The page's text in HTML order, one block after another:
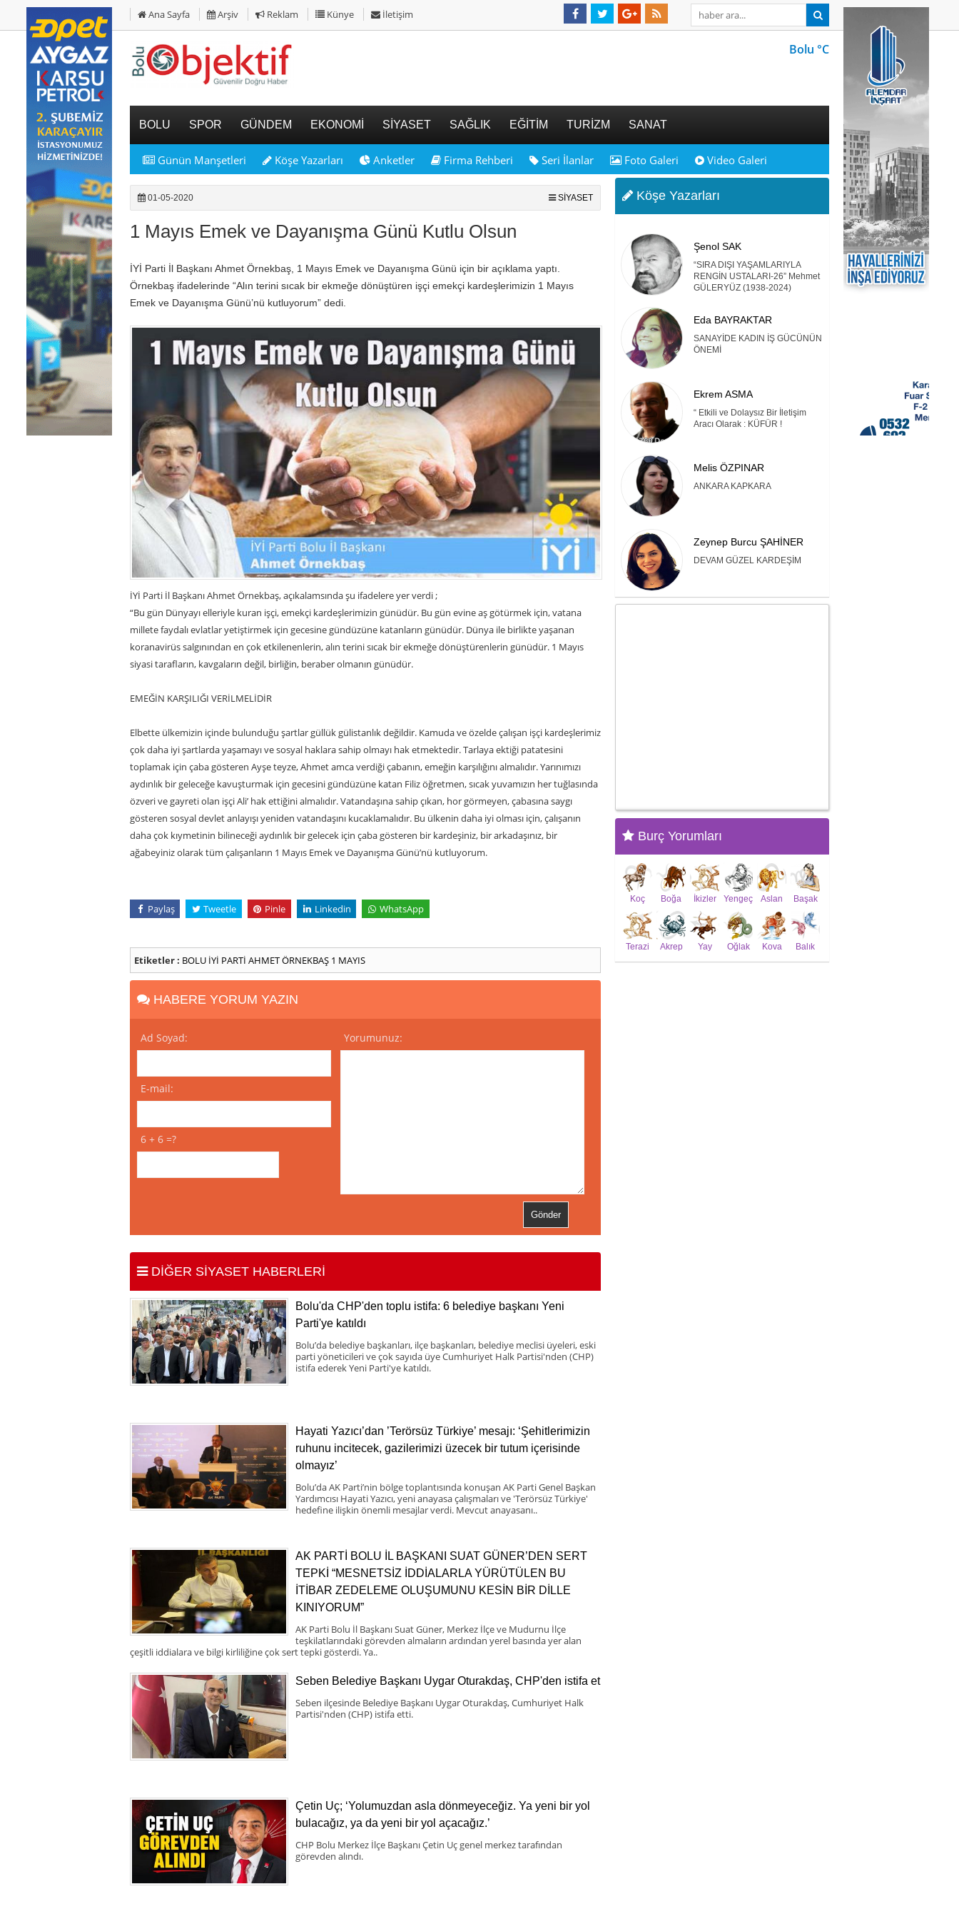
Ana Sayfa Arşiv Reklam Künye İletişim
Bolu °C
BOLU SPOR GÜNDEM EKONOMİ SİYASET SAĞLIK EĞİTİM TURİZM SANAT
Günün Manşetleri Köşe Yazarları Anketler Firma Rehberi Seri İlanlar Foto Galeri Video Galeri
01-05-2020 SİYASET
1 Mayıs Emek ve Dayanışma Günü Kutlu Olsun
İYİ Parti İl Başkanı Ahmet Örnekbaş, 1 Mayıs Emek ve Dayanışma Günü için bir açıklama yaptı.
Örnekbaş ifadelerinde “Alın terini sıcak bir ekmeğe dönüştüren işçi emekçi kardeşlerimizin 1 Mayıs
Emek ve Dayanışma Günü’nü kutluyorum” dedi.
İYİ Parti İl Başkanı Ahmet Örnekbaş, açıkalamsında şu ifadelere yer verdi ;
“Bu gün Dünyayı elleriyle kuran işçi, emekçi kardeşlerimizin günüdür. Bu gün evine aş götürmek için, vatana
millete faydalı evlatlar yetiştirmek için gecesine gündüzüne katanların günüdür. Dünya ile birlikte yaşanan
koranavirüs salgınından en çok etkilenenlerin, alın terini sıcak bir ekmeğe dönüştürenlerin günüdür. 1 Mayıs
siyasi tarafların, kavgaların değil, birliğin, beraber olmanın günüdür.
EMEĞİN KARŞILIĞI VERİLMELİDİR
Elbette ülkemizin içinde bulunduğu şartlar güllük gülistanlık değildir. Kamuda ve özelde çalışan işçi kardeşlerimiz
çok daha iyi şartlarda yaşamayı ve sosyal haklara sahip olmayı hak etmektedir. Tarlaya ektiği patatesini
toplamak için çaba gösteren Ayşe teyze, Ahmet amca verdiği çabanın, emeğin karşılığını almalıdır. Yarınımızı
aydınlık bir geleceğe kavuşturmak için gecesini gündüzüne katan Filiz öğretmen, sıcak yuvamızın her tuğlasında
özveri ve gayreti olan işçi Ali’ hak ettiğini almalıdır. Vatandaşına sahip çıkan, hor görmeyen, çabasına saygı
gösteren sosyal devlet anlayışı yeniden vatandaşını kucaklamalıdır. Bu ülkenin daha iyi olması için, çalışanın
daha çok kıymetinin bilineceği aydınlık bir gelecek için çaba gösteren bir kardeşiniz, bir arkadaşınız, bir
ağabeyiniz olarak tüm çalışanların 1 Mayıs Emek ve Dayanışma Günü’nü kutluyorum.
Paylaş Tweetle Pinle Linkedin WhatsApp
Etiketler : BOLU İYİ PARTİ AHMET ÖRNEKBAŞ 1 MAYIS
HABERE YORUM YAZIN
Ad Soyad:
E-mail:
6 + 6 =?
Yorumunuz:
DİĞER SİYASET HABERLERİ
Bolu'da CHP'den toplu istifa: 6 belediye başkanı Yeni
Parti'ye katıldı
Bolu’da belediye başkanları, ilçe başkanları, belediye meclisi üyeleri, eski
parti yöneticileri ve çok sayıda üye Cumhuriyet Halk Partisi'nden (CHP)
istifa ederek Yeni Parti'ye katıldı.
Hayati Yazıcı’dan ’Terörsüz Türkiye’ mesajı: ‘Şehitlerimizin
ruhunu incitecek, gazilerimizi üzecek bir tutum içerisinde
olmayız’
Bolu’da AK Parti’nin bölge toplantısında konuşan AK Parti Genel Başkan
Yardımcısı Hayati Yazıcı, yeni anayasa çalışmaları ve 'Terörsüz Türkiye'
hedefine ilişkin önemli mesajlar verdi. Mevcut anayasanı..
AK PARTİ BOLU İL BAŞKANI SUAT GÜNER’DEN SERT
TEPKİ “MESNETSİZ İDDİALARLA YÜRÜTÜLEN BU
İTİBAR ZEDELEME OLUŞUMUNU KESİN BİR DİLLE
KINIYORUM”
AK Parti Bolu İl Başkanı Suat Güner, Merkez İlçe ve Mudurnu İlçe
teşkilatlarındaki görevden almaların ardından yerel basında yer alan
çeşitli iddialara ve bilgi kirliliğine çok sert tepki gösterdi. Ya..
Seben Belediye Başkanı Uygar Oturakdaş, CHP'den istifa et
Seben ilçesinde Belediye Başkanı Uygar Oturakdaş, Cumhuriyet Halk
Partisi'nden (CHP) istifa etti.
Çetin Uç; ‘Yolumuzdan asla dönmeyeceğiz. Ya yeni bir yol
bulacağız, ya da yeni bir yol açacağız.’
CHP Bolu Merkez İlçe Başkanı Çetin Uç genel merkez tarafından
görevden alındı.
Köşe Yazarları
Şenol SAK
“SIRA DIŞI YAŞAMLARIYLA
RENGİN USTALARI-26” Mehmet
GÜLERYÜZ (1938-2024)
Eda BAYRAKTAR
SANAYİDE KADIN İŞ GÜCÜNÜN
ÖNEMİ
Ekrem ASMA
“ Etkili ve Dolaysız Bir İletişim
Aracı Olarak : KÜFÜR !
Melis ÖZPINAR
ANKARA KAPKARA
Zeynep Burcu ŞAHİNER
DEVAM GÜZEL KARDEŞİM
Burç Yorumları
Koç Boğa İkizler Yengeç Aslan Başak
Terazi Akrep Yay Oğlak Kova Balık